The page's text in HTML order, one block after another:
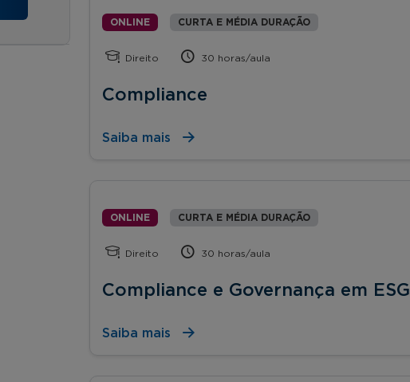
ONLINE CURTA E MÉDIA DURAÇÃO
Direito 30 horas/aula
Compliance
Saiba mais
ONLINE CURTA E MÉDIA DURAÇÃO
Direito 30 horas/aula
Compliance e Governança em ESG
Saiba mais